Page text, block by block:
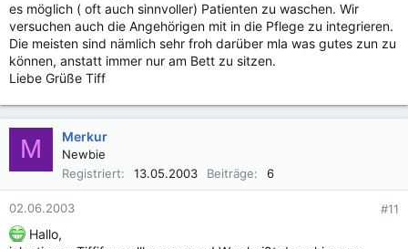
es möglich ( oft auch sinnvoller) Patienten zu waschen. Wir
versuchen auch die Angehörigen mit in die Pflege zu integrieren.
Die meisten sind nämlich sehr froh darüber mla was gutes zun zu
können, anstatt immer nur am Bett zu sitzen.
Liebe Grüße Tiff
M Merkur
Newbie
Registriert
13.05.2003 Beiträge 6
02.06.2003 #11
Hallo,